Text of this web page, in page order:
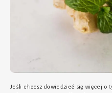
Jeśli chcesz dowiedzieć się więcej o